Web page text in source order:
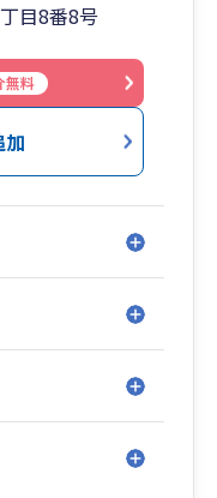
目8番8号
無料